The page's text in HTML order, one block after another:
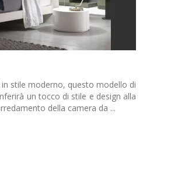
in stile moderno, questo modello di
un tocco di stile e design alla
della camera da ...